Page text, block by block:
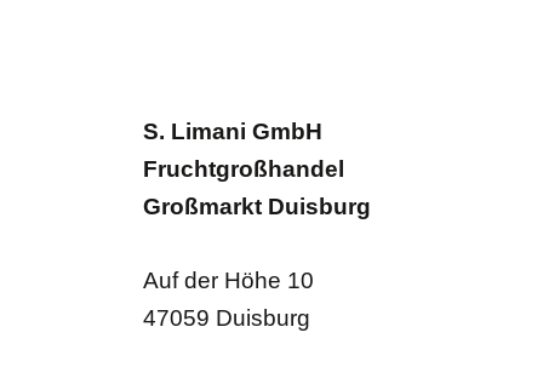
S. Limani GmbH
Fruchtgroßhandel
Großmarkt Duisburg
Auf der Höhe 10
47059 Duisburg